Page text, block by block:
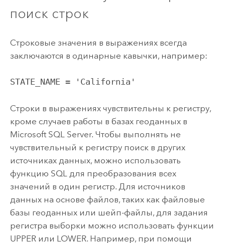
поиск строк
Строковые значения в выражениях всегда
заключаются в одинарные кавычки, например:
STATE_NAME = 'California'
Строки в выражениях чувствительны к регистру,
кроме случаев работы в базах геоданных в
Microsoft SQL Server. Чтобы выполнять не
чувствительный к регистру поиск в других
источниках данных, можно использовать
функцию SQL для преобразования всех
значений в один регистр. Для источников
данных на основе файлов, таких как файловые
базы геоданных или шейп-файлы, для задания
регистра выборки можно использовать функции
UPPER или LOWER. Например, при помощи